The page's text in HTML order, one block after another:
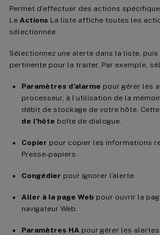
Permet d’effectuer des actions
Le Actions La liste affiche toutes les
sélectionnée.
Sélectionnez une alerte dans la liste, puis
pertinente pour la traiter. Par exemple,
Paramètres d’alarme pour gérer les
processeur, à l’utilisation de la
débit de stockage de votre hôte.
de l’hôte boîte de dialogue.
Copier pour copier les informations
Presse-papiers.
Congédier pour ignorer l’alerte.
Aller à la page Web pour ouvrir la
navigateur Web.
Paramètres HA pour gérer les